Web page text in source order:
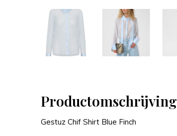
Productomschrijving
Gestuz Chif Shirt Blue Finch